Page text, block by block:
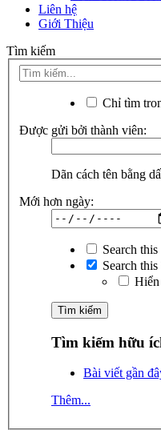
Liên hệ
Giới Thiệu
Tìm kiếm
Chỉ tìm
Được gửi bởi thành viên:
Dãn cách tên bằng
Mới hơn ngày:
Search
Search
Hiển
Tìm kiếm hữu
Bài viết gần
Thêm...